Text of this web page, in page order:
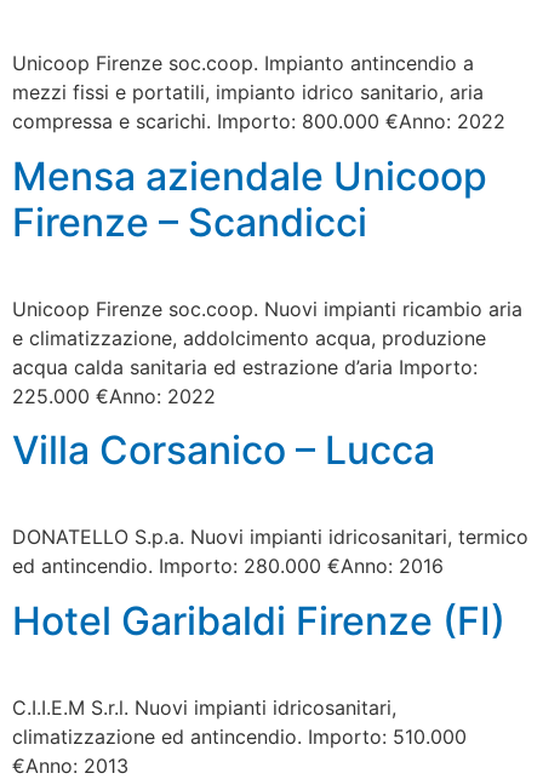
Unicoop Firenze soc.coop. Impianto antincendio a
mezzi fissi e portatili, impianto idrico sanitario, aria
compressa e scarichi. Importo: 800.000 €Anno: 2022
Mensa aziendale Unicoop
Firenze – Scandicci
Unicoop Firenze soc.coop. Nuovi impianti ricambio aria
e climatizzazione, addolcimento acqua, produzione
acqua calda sanitaria ed estrazione d’aria Importo:
225.000 €Anno: 2022
Villa Corsanico – Lucca
DONATELLO S.p.a. Nuovi impianti idricosanitari, termico
ed antincendio. Importo: 280.000 €Anno: 2016
Hotel Garibaldi Firenze (FI)
C.I.I.E.M S.r.l. Nuovi impianti idricosanitari,
climatizzazione ed antincendio. Importo: 510.000
€Anno: 2013